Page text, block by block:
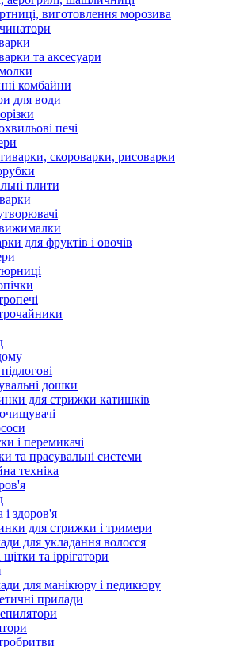
виготовлення морозива
та аксесуари
комбайни
для води
печі
скороварки, рисоварки
плити
для фруктів і овочів
дошки
для стрижки катишків
і перемикачі
та прасувальні системи
техніка
і здоров'я
для стрижки і тримери
для укладання волосся
щітки та іррігатори
для манікюру і педикюру
прилади